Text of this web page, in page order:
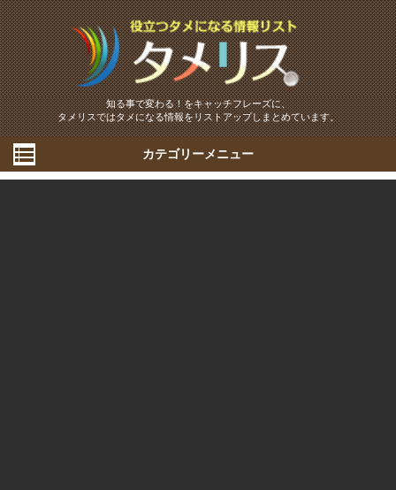
知る事で変わる！をキャッチフレーズに、
タメリスではタメになる情報をリストアップしまとめています。
カテゴリーメニュー